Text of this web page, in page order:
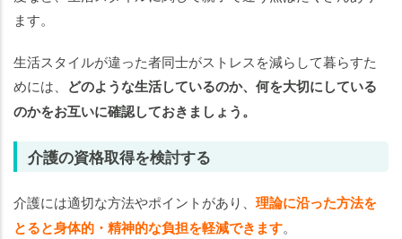
ます。
生活スタイルが違った者同士がストレスを減らして暮らすた
めには、 どのような生活しているのか、何を大切にしている
のかをお互いに確認しておきましょう。
介護の資格取得を検討する
介護には適切な方法やポイントがあり、 理論に沿った方法を
とると身体的・精神的な負担を軽減できます。